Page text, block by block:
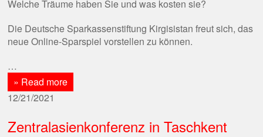
Welche Träume haben Sie und was kosten sie?
Die Deutsche Sparkassenstiftung Kirgisistan freut sich, das
neue Online-Sparspiel vorstellen zu können.
…
» Read more
12/21/2021
Zentralasienkonferenz in Taschkent